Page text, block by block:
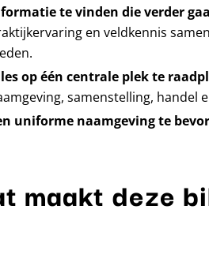
te vinden die verder
en veldkennis
op één centrale plek te
samenstelling, handel
uniforme naamgeving te
maakt deze